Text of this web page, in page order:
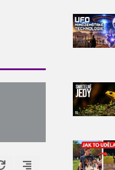
24.
25.